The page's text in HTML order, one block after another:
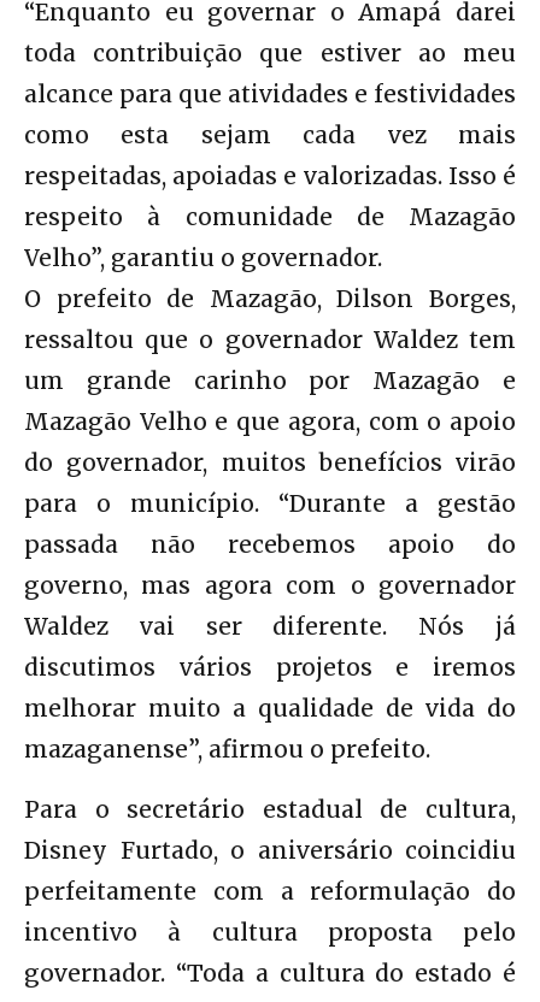
“Enquanto eu governar o Amapá darei
toda contribuição que estiver ao meu
alcance para que atividades e festividades
como esta sejam cada vez mais
respeitadas, apoiadas e valorizadas. Isso é
respeito à comunidade de Mazagão
Velho”, garantiu o governador.
O prefeito de Mazagão, Dilson Borges,
ressaltou que o governador Waldez tem
um grande carinho por Mazagão e
Mazagão Velho e que agora, com o apoio
do governador, muitos benefícios virão
para o município. “Durante a gestão
passada não recebemos apoio do
governo, mas agora com o governador
Waldez vai ser diferente. Nós já
discutimos vários projetos e iremos
melhorar muito a qualidade de vida do
mazaganense”, afirmou o prefeito.
Para o secretário estadual de cultura,
Disney Furtado, o aniversário coincidiu
perfeitamente com a reformulação do
incentivo à cultura proposta pelo
governador. “Toda a cultura do estado é